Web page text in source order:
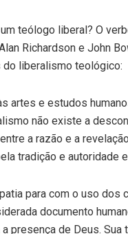
teólogo liberal? O
Richardson e John
liberalismo teológico:
artes e estudos
não existe a
a razão e a
tradição e autoridade
para com o uso dos
documento
presença de Deus.